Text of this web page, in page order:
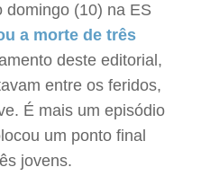
domingo (10) na ES
a morte de três
deste editorial,
entre os feridos,
É mais um episódio
um ponto final
jovens.